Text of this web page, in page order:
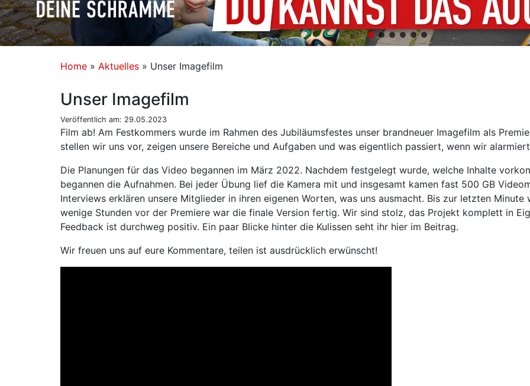
Home » Aktuelles » Unser Imagefilm
Unser Imagefilm
Veröffentlich am: 29.05.2023
Film ab! Am Festkommers wurde im Rahmen des Jubiläumsfestes unser brandneuer Imagefilm als
stellen wir uns vor, zeigen unsere Bereiche und Aufgaben und was eigentlich passiert, wenn wir
Die Planungen für das Video begannen im März 2022. Nachdem festgelegt wurde, welche Inhalte
begannen die Aufnahmen. Bei jeder Übung lief die Kamera mit und insgesamt kamen fast 500 GB
Interviews erklären unsere Mitglieder in ihren eigenen Worten, was uns ausmacht. Bis zur letzten
wenige Stunden vor der Premiere war die finale Version fertig. Wir sind stolz, das Projekt komplett in
Feedback ist durchweg positiv. Ein paar Blicke hinter die Kulissen seht ihr hier im Beitrag.
Wir freuen uns auf eure Kommentare, teilen ist ausdrücklich erwünscht!